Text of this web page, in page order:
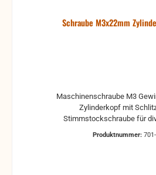
Schraube M3x22mm
Zylinderkopf mit
Stimmstockschraube für
Produktnummer: